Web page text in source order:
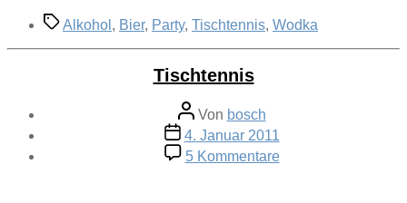
Schlagwörter
Alkohol , Bier, Party, Tischtennis, Wodka
Tischtennis
Beitragsautor
Von bosch
Veröffentlichungsdatum
4. Januar 2011
5 Kommentarezu
Tischtennis